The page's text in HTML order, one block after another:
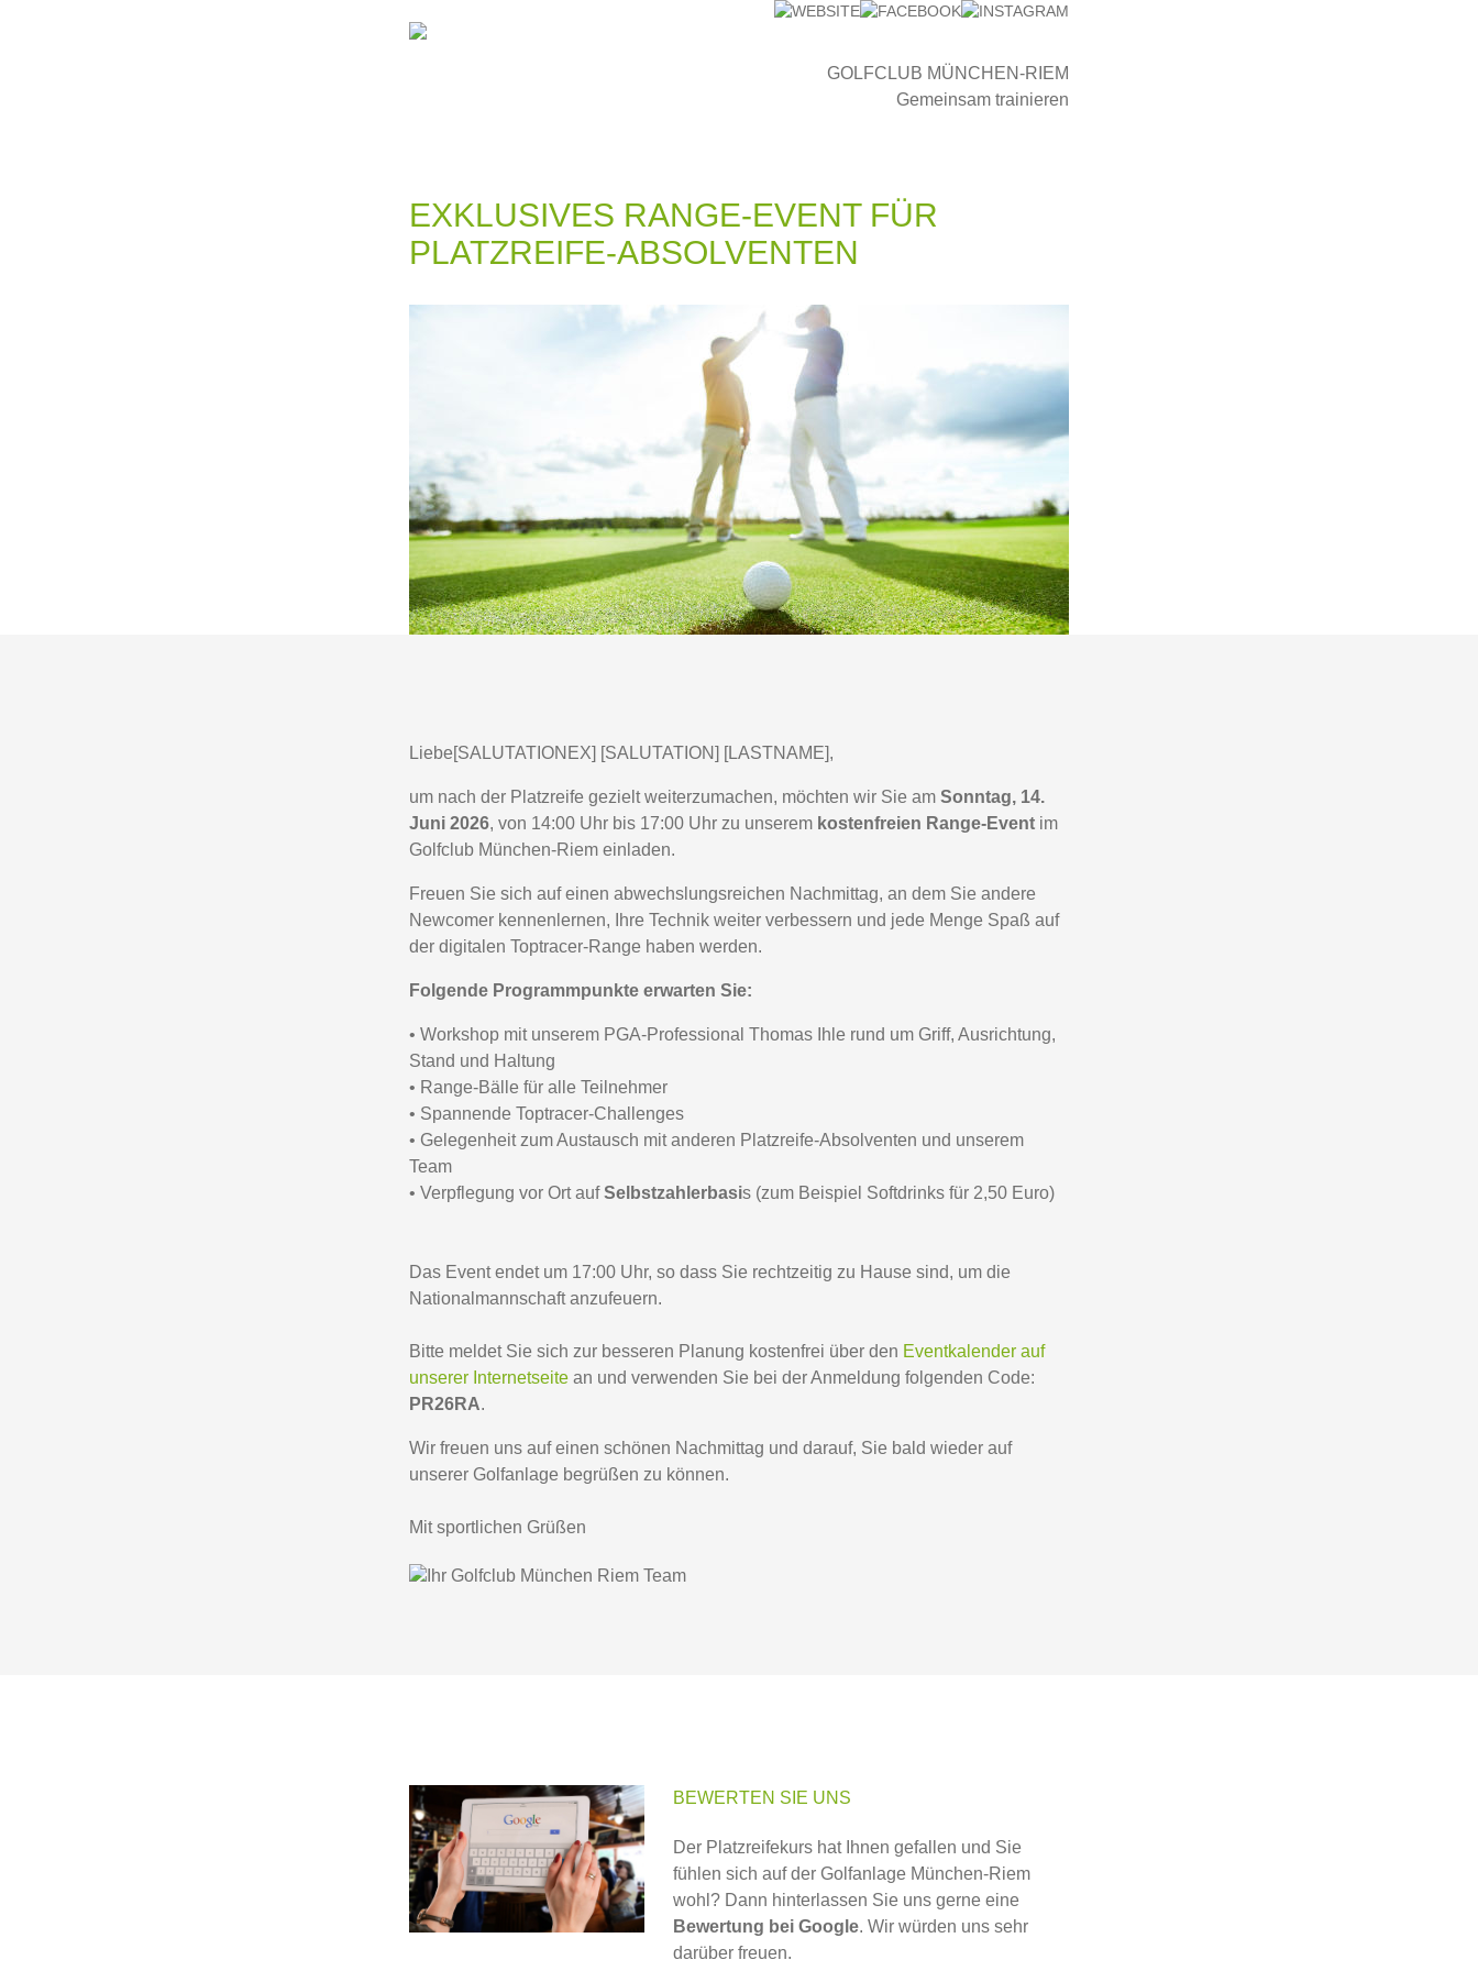
GOLFCLUB MÜNCHEN-RIEM
Gemeinsam trainieren
EXKLUSIVES RANGE-EVENT FÜR
PLATZREIFE-ABSOLVENTEN
Liebe[SALUTATIONEX] [SALUTATION] [LASTNAME],
um nach der Platzreife gezielt weiterzumachen, möchten wir Sie am Sonntag, 14.
Juni 2026, von 14:00 Uhr bis 17:00 Uhr zu unserem kostenfreien Range-Event im
Golfclub München-Riem einladen.
Freuen Sie sich auf einen abwechslungsreichen Nachmittag, an dem Sie andere
Newcomer kennenlernen, Ihre Technik weiter verbessern und jede Menge Spaß auf
der digitalen Toptracer-Range haben werden.
Folgende Programmpunkte erwarten Sie:
• Workshop mit unserem PGA-Professional Thomas Ihle rund um Griff, Ausrichtung,
Stand und Haltung
• Range-Bälle für alle Teilnehmer
• Spannende Toptracer-Challenges
• Gelegenheit zum Austausch mit anderen Platzreife-Absolventen und unserem
Team
• Verpflegung vor Ort aufSelbstzahlerbasis (zum Beispiel Softdrinks für 2,50 Euro)
Das Event endet um 17:00 Uhr, so dass Sie rechtzeitig zu Hause sind, um die
Nationalmannschaft anzufeuern.
Bitte meldet Sie sich zur besseren Planung kostenfrei über den Eventkalender auf
unserer Internetseite an und verwenden Sie bei der Anmeldung folgenden Code:
PR26RA.
Wir freuen uns auf einen schönen Nachmittag und darauf, Sie bald wieder auf
unserer Golfanlage begrüßen zu können.
Mit sportlichen Grüßen
BEWERTEN SIE UNS
Der Platzreifekurs hat Ihnen gefallen und Sie
fühlen sich auf der Golfanlage München-Riem
wohl? Dann hinterlassen Sie uns gerne eine
Bewertung bei Google. Wir würden uns sehr
darüber freuen.